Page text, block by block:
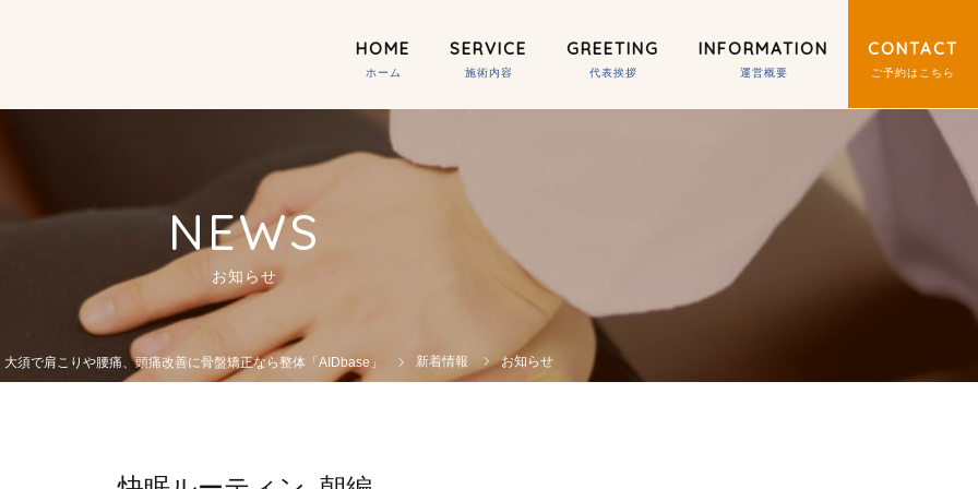
HOME SERVICE GREETING INFORMATION CONTACT
NEWS
お知らせ
大須で肩こりや腰痛、頭痛改善に骨盤矯正なら整体「AIDbase」 新着情報 お知らせ